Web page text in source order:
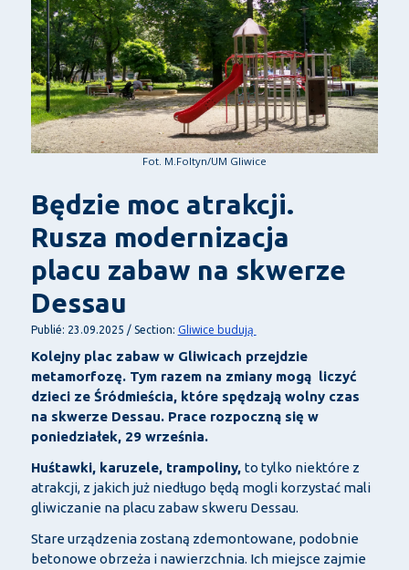
Fot. M.Foltyn/UM Gliwice
Będzie moc atrakcji.
Rusza modernizacja
placu zabaw na skwerze
Dessau
Publié: 23.09.2025 / Section: Gliwice budują
Kolejny plac zabaw w Gliwicach przejdzie
metamorfozę. Tym razem na zmiany mogą liczyć
dzieci ze Śródmieścia, które spędzają wolny czas
na skwerze Dessau. Prace rozpoczną się w
poniedziałek, 29 września.
Huśtawki, karuzele, trampoliny, to tylko niektóre z
atrakcji, z jakich już niedługo będą mogli korzystać mali
gliwiczanie na placu zabaw skweru Dessau.
Stare urządzenia zostaną zdemontowane, podobnie
betonowe obrzeża i nawierzchnia. Ich miejsce zajmie